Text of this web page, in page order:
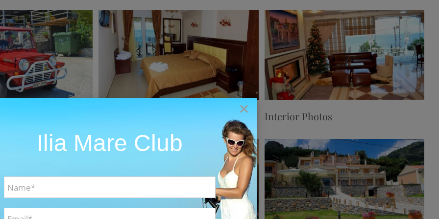
Gallery
Photos Videos
Rooms Photos
Hotel Photos Rooms
Interior Photos
Hotel Photos Interior
Interior Photos
View Photos Hotel Staff Photos Exterior Photos
Exterior Hotel Photos
×
Ilia Mare Club